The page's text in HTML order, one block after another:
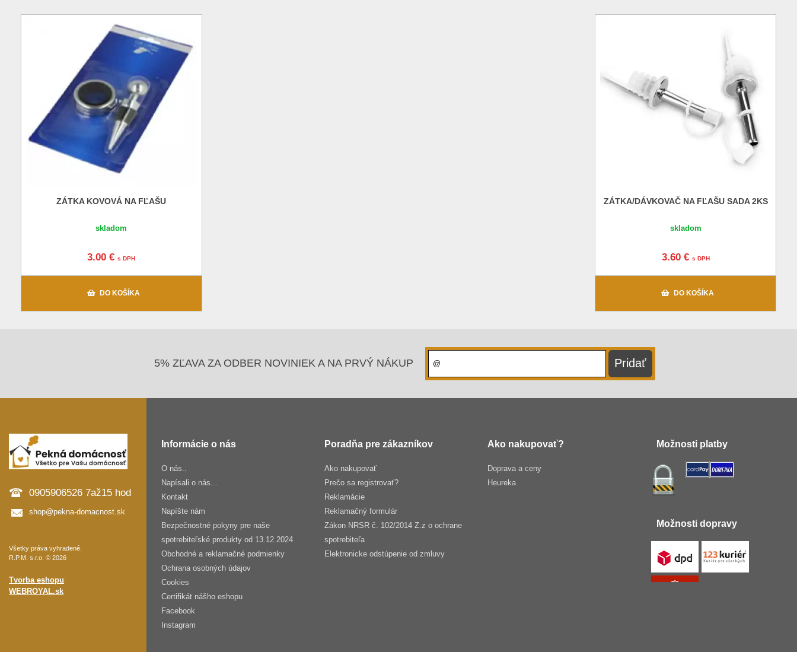
ZÁTKA KOVOVÁ NA FĽAŠU
skladom
3.00 €s DPH
DO KOŠÍKA
ZÁTKA/DÁVKOVAČ NA FĽAŠU SADA 2KS
skladom
3.60 € s DPH
DO KOŠÍKA
5% ZĽAVA ZA ODBER NOVINIEK A NA PRVÝ NÁKUP
0905906526 7až15 hod
shop@pekna-domacnost.sk
Všetky práva vyhradené.
R.P.M. s.r.o. © 2026
Tvorba eshopu:
WEBROYAL.sk
Informácie o nás
O nás..
Napísali o nás...
Kontakt
Napíšte nám
Bezpečnostné pokyny pre naše
spotrebiteľské produkty od 13.12.2024
Obchodné a reklamačné podmienky
Ochrana osobných údajov
Cookies
Certifikát nášho eshopu
Facebook
Instagram
Poradňa pre zákazníkov
Ako nakupovať
Prečo sa registrovať?
Reklamácie
Reklamačný formulár
Zákon NRSR č. 102/2014 Z.z o ochrane
spotrebiteľa
Elektronicke odstúpenie od zmluvy
Ako nakupovať?
Doprava a ceny
Heureka
Možnosti platby
Možnosti dopravy